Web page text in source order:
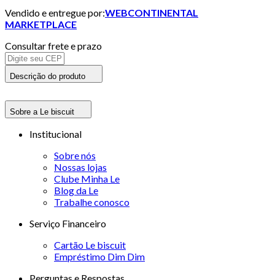
Vendido e entregue por:WEBCONTINENTAL
MARKETPLACE
Consultar frete e prazo
Descrição do produto
Sobre a Le biscuit
Institucional
Sobre nós
Nossas lojas
Clube Minha Le
Blog da Le
Trabalhe conosco
Serviço Financeiro
Cartão Le biscuit
Empréstimo Dim Dim